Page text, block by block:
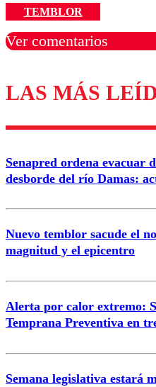
TEMBLOR
Ver comentarios
Los comentarios son
diálogo
Correo
LAS MÁS
Senapred ordena evacuar
desborde del río Damas:
Nuevo temblor sacude el
magnitud y el epicentro
Alerta por calor extremo:
Temprana Preventiva en
Semana legislativa estará